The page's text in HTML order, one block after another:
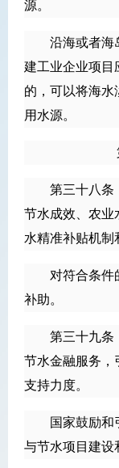
源。
沿海或者海岛
建工业企业项目
的，可以将海水
用水源。
第三十八条
节水成效、农业
水精准补贴机制
对符合条件的
补助。
第三十九条
节水金融服务，
支持力度。
国家鼓励和引
与节水项目建设